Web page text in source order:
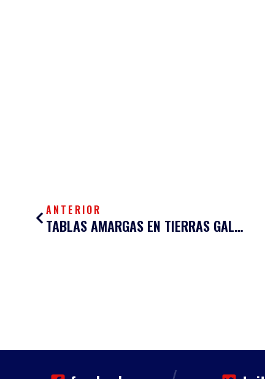
ANTERIOR
TABLAS AMARGAS EN TIERRAS GALLEGAS